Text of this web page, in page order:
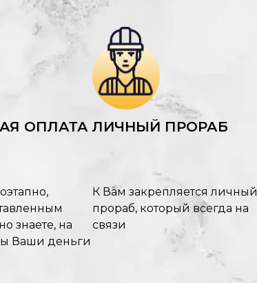
ОПЛАТА
знаете, на
Ваши деньги
ЛИЧНЫЙ ПРОРАБ
К Вам закрепляется личный
прораб, который всегда на
связи